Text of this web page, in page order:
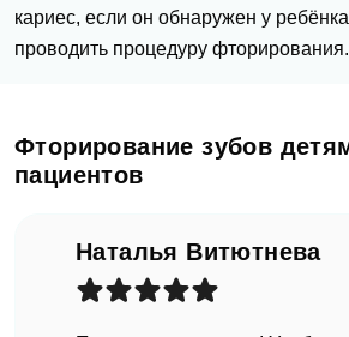
кариес, если он обнаружен у
проводить процедуру фторирования.
Фторирование зубов
пациентов
Наталья Витютнева